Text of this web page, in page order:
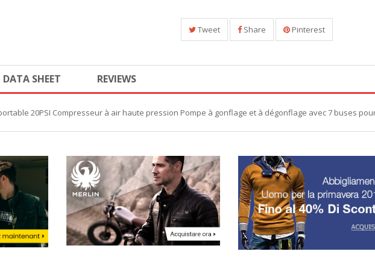
Tweet Share Pinterest
DATA SHEET REVIEWS
20PSI Compresseur à air haute pression Pompe à gonflage et à dégonflage avec 7 buses